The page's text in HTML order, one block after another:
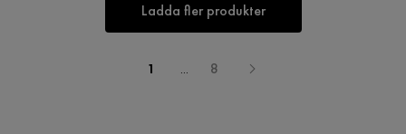
Ladda fler produkter
1 ... 8